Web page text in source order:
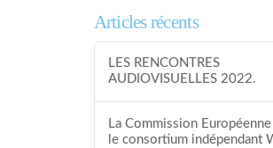
Articles récents
LES RENCONTRES
AUDIOVISUELLES 2022.
La Commission
le consortium indépendant